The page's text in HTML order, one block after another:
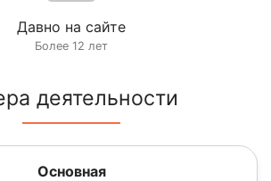
Давно на сайте
Более 12 лет
деятельности
Основная